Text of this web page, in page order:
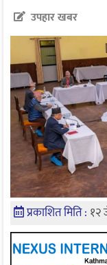
उपहार खबर
प्रकाशित मिति : १२